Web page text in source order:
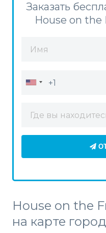
Заказать
House on the
House on the
на карте